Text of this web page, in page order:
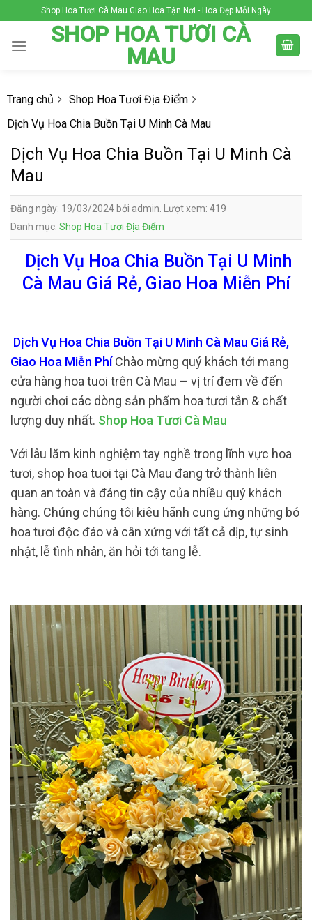
to
content
Shop Hoa Tươi Cà Mau Giao Hoa Tận Nơi - Hoa Đẹp Mỗi Ngày
SHOP HOA TƯƠI CÀ
MAU
Trang chủ
Shop Hoa Tươi Địa Điểm
Dịch Vụ Hoa Chia Buồn Tại U Minh Cà Mau
Dịch Vụ Hoa Chia Buồn Tại U Minh Cà
Mau
Đăng ngày: 19/03/2024 bởi admin. Lượt xem: 419
Danh mục: Shop Hoa Tươi Địa Điểm
Dịch Vụ Hoa Chia Buồn Tại U Minh
Cà Mau Giá Rẻ, Giao Hoa Miễn Phí
Dịch Vụ Hoa Chia Buồn Tại U Minh Cà Mau Giá Rẻ,
Giao Hoa Miễn PhíChào mừng quý khách tới mang
cửa hàng hoa tuoi trên Cà Mau – vị trí đem về đến
người chơi các dòng sản phẩm hoa tươi tắn & chất
lượng duy nhất. Shop Hoa Tươi Cà Mau
Với lâu lăm kinh nghiệm tay nghề trong lĩnh vực hoa
tươi, shop hoa tuoi tại Cà Mau đang trở thành liên
quan an toàn và đáng tin cậy của nhiều quý khách
hàng. Chúng chúng tôi kiêu hãnh cung ứng những bó
hoa tươi độc đáo và cân xứng với tất cả dịp, tự sinh
nhật, lễ tình nhân, ăn hỏi tới tang lễ.